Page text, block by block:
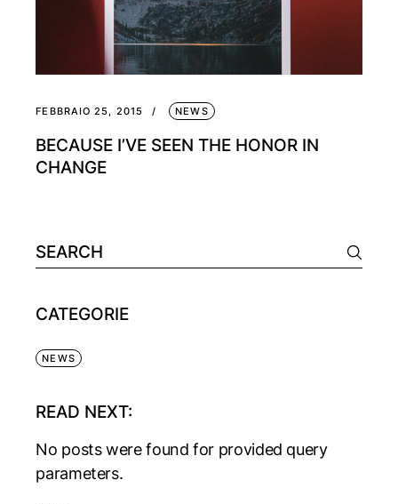
FEBBRAIO 25, 2015 NEWS
BECAUSE I’VE SEEN THE HONOR IN
CHANGE
CATEGORIE
NEWS
READ NEXT:
No posts were found for provided query
parameters.